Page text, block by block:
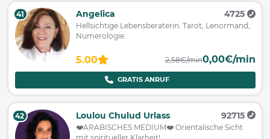
41 Angelica 4725
Hellsichtige Lebensberaterin. Tarot, Lenormand,
Numerologie.
5.00 2,58€/min0,00€/min
GRATIS ANRUF
42 Loulou Chulud Urlass 92715
❤️ARABISCHES MEDIUM❤️ Orientalische Sicht
mit spiritueller Klarheit!